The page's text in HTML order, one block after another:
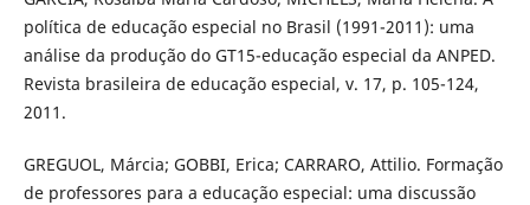
política de educação especial no Brasil (1991-2011): uma
análise da produção do GT15-educação especial da ANPED.
Revista brasileira de educação especial, v. 17, p. 105-124,
2011.
GREGUOL, Márcia; GOBBI, Erica; CARRARO, Attilio. Formação
de professores para a educação especial: uma discussão